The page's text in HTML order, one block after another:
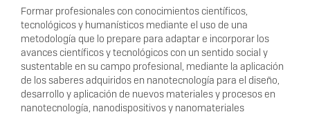
Formar profesionales con conocimientos científicos,
tecnológicos y humanísticos mediante el uso de una
metodología que lo prepare para adaptar e incorporar los
avances científicos y tecnológicos con un sentido social y
sustentable en su campo profesional, mediante la aplicación
de los saberes adquiridos en nanotecnología para el diseño,
desarrollo y aplicación de nuevos materiales y procesos en
nanotecnología, nanodispositivos y nanomateriales